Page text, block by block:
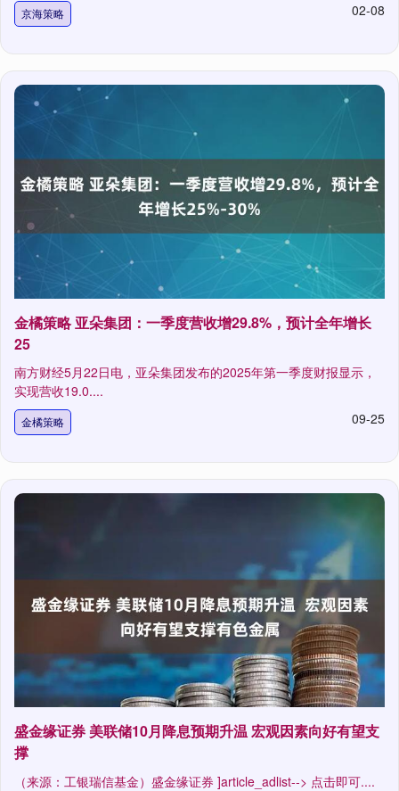
京海策略 02-08
金橘策略 亚朵集团：一季度营收增29.8%，预计全年增长
25
南方财经5月22日电，亚朵集团发布的2025年第一季度财报显示，
实现营收19.0....
金橘策略 09-25
盛金缘证券 美联储10月降息预期升温 宏观因素向好有望支
撑
（来源：工银瑞信基金）盛金缘证券 ]article_adlist--> 点击即可....